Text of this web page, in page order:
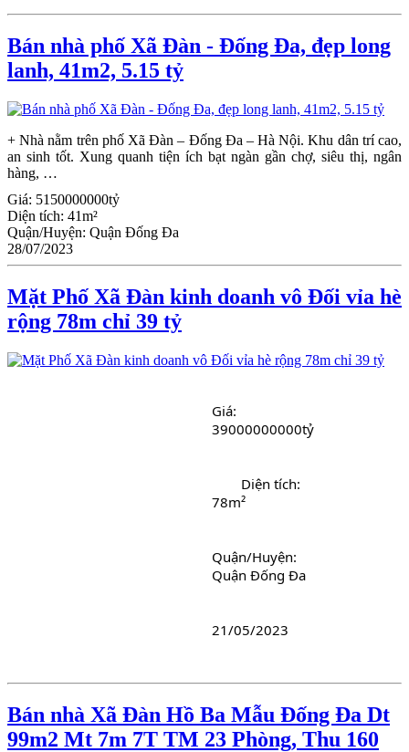
Bán nhà phố Xã Đàn - Đống Đa, đẹp long
lanh, 41m2, 5.15 tỷ
+ Nhà nằm trên phố Xã Đàn – Đống Đa – Hà Nội. Khu dân trí cao,
an sinh tốt. Xung quanh tiện ích bạt ngàn gần chợ, siêu thị, ngân
hàng, …
Giá: 5150000000tỷ
Diện tích: 41m²
Quận/Huyện: Quận Đống Đa
28/07/2023
Mặt Phố Xã Đàn kinh doanh vô Đối vỉa hè
rộng 78m chỉ 39 tỷ
Giá:
39000000000tỷ
	Diện tích:
78m²
Quận/Huyện:
Quận Đống Đa
21/05/2023
Bán nhà Xã Đàn Hồ Ba Mẫu Đống Đa Dt
99m2 Mt 7m 7T TM 23 Phòng, Thu 160